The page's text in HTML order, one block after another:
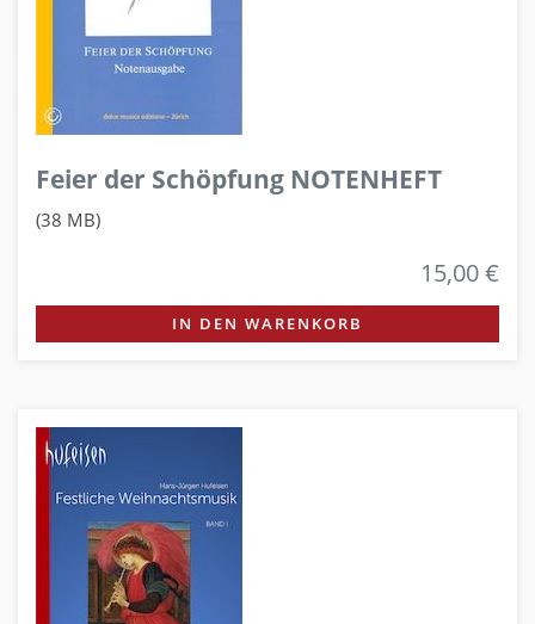
Feier der Schöpfung NOTENHEFT
(38 MB)
15,00 €
IN DEN WARENKORB